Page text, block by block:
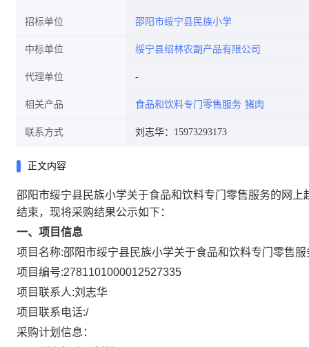
招标单位 邵阳市绥宁县民族小学
中标单位 绥宁县绍林农副产品有限公司
代理单位
相关产品 食品和饮料专门零售服务 猪肉
联系方式 刘志华：15973293173
正文内容
邵阳市绥宁县民族小学关于食品和饮料专门零售服务的网上
结束，现将采购结果公示如下：
一、项目信息
项目名称:邵阳市绥宁县民族小学关于食品和饮料专门零售
项目编号:2781101000012527335
项目联系人:刘志华
项目联系电话:/
采购计划信息：